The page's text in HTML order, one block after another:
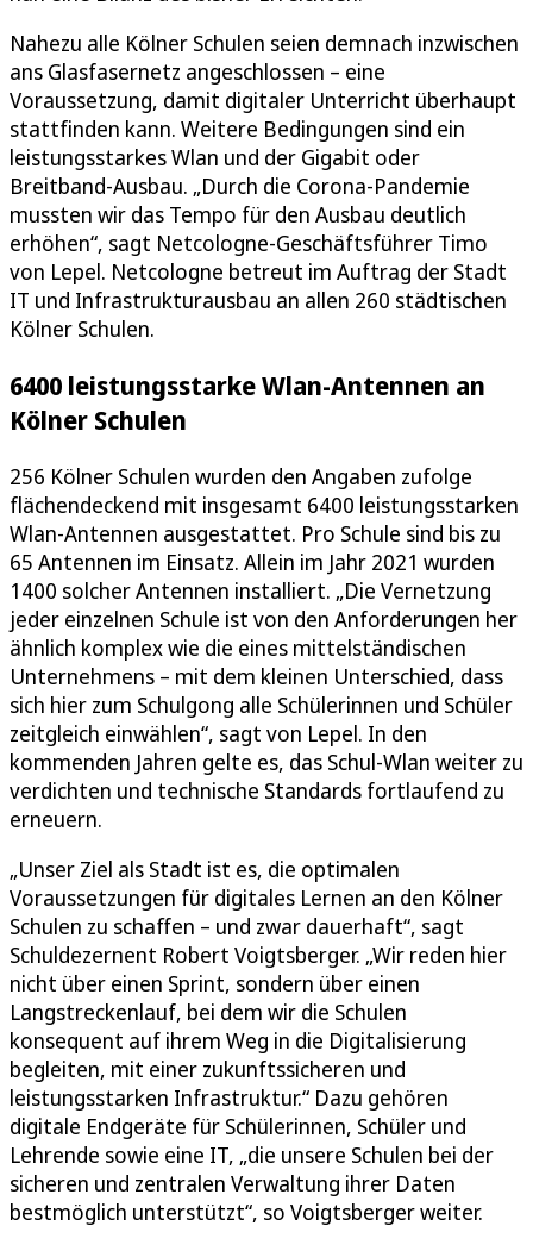
Nahezu alle Kölner Schulen seien demnach inzwischen
ans Glasfasernetz angeschlossen – eine
Voraussetzung, damit digitaler Unterricht überhaupt
stattfinden kann. Weitere Bedingungen sind ein
leistungsstarkes Wlan und der Gigabit oder
Breitband-Ausbau. „Durch die Corona-Pandemie
mussten wir das Tempo für den Ausbau deutlich
erhöhen“, sagt Netcologne-Geschäftsführer Timo
von Lepel. Netcologne betreut im Auftrag der Stadt
IT und Infrastrukturausbau an allen 260 städtischen
Kölner Schulen.
6400 leistungsstarke Wlan-Antennen an
Kölner Schulen
256 Kölner Schulen wurden den Angaben zufolge
flächendeckend mit insgesamt 6400 leistungsstarken
Wlan-Antennen ausgestattet. Pro Schule sind bis zu
65 Antennen im Einsatz. Allein im Jahr 2021 wurden
1400 solcher Antennen installiert. „Die Vernetzung
jeder einzelnen Schule ist von den Anforderungen her
ähnlich komplex wie die eines mittelständischen
Unternehmens – mit dem kleinen Unterschied, dass
sich hier zum Schulgong alle Schülerinnen und Schüler
zeitgleich einwählen“, sagt von Lepel. In den
kommenden Jahren gelte es, das Schul-Wlan weiter zu
verdichten und technische Standards fortlaufend zu
erneuern.
„Unser Ziel als Stadt ist es, die optimalen
Voraussetzungen für digitales Lernen an den Kölner
Schulen zu schaffen – und zwar dauerhaft“, sagt
Schuldezernent Robert Voigtsberger. „Wir reden hier
nicht über einen Sprint, sondern über einen
Langstreckenlauf, bei dem wir die Schulen
konsequent auf ihrem Weg in die Digitalisierung
begleiten, mit einer zukunftssicheren und
leistungsstarken Infrastruktur.“ Dazu gehören
digitale Endgeräte für Schülerinnen, Schüler und
Lehrende sowie eine IT, „die unsere Schulen bei der
sicheren und zentralen Verwaltung ihrer Daten
bestmöglich unterstützt“, so Voigtsberger weiter.